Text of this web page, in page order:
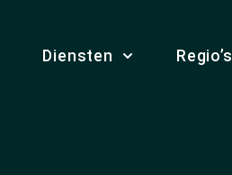
Diensten Regio’s